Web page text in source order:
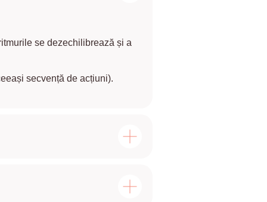
se dezechilibrează și a
secvență de acțiuni).